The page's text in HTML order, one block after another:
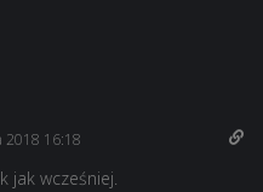
2018 16:18
jak wcześniej.